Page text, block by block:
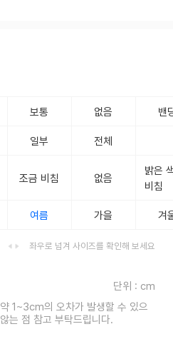
보통 없음 밴
일부 전체
조금 비침 없음
밝은
비침
여름 가을 겨
좌우로 넘겨 사이즈를 확인해 보세요
단위 : cm
1~3cm의 오차가 발생할 수 있으
는 점 참고 부탁드립니다.